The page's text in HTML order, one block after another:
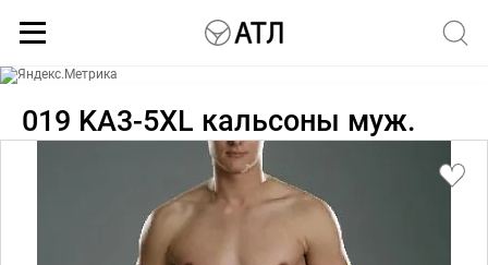
019 KA3-5XL кальсоны муж.